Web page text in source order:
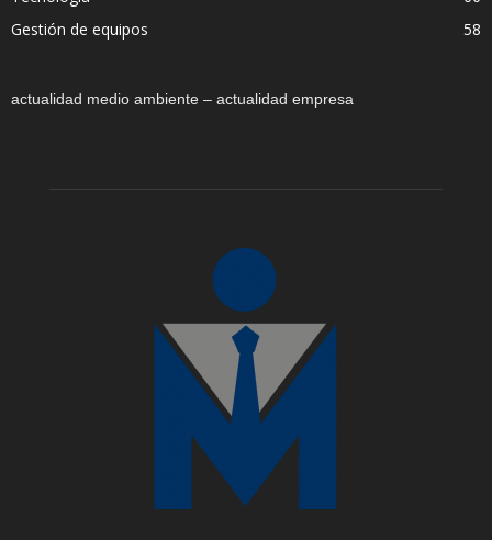
Gestión de equipos
58
actualidad medio ambiente – actualidad empresa